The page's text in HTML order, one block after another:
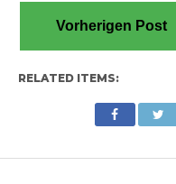
Vorherigen Post
RELATED ITEMS: